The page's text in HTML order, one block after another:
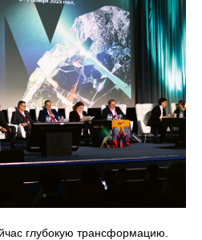
глубокую трансформацию.